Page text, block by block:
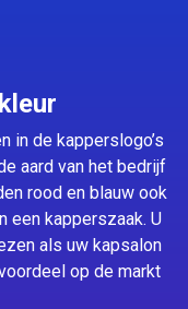
in de kapperslogo’s
aard van het bedrijf
rood en blauw ook
een kapperszaak. U
als uw kapsalon
op de markt